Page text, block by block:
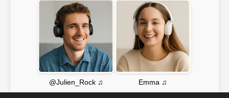
@Julien_Rock ♫ Emma ♫